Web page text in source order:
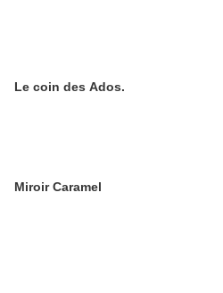
Le coin des Ados.
Miroir Caramel